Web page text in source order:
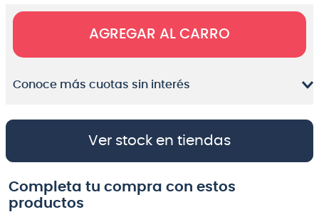
AGREGAR AL CARRO
Conoce más cuotas sin interés
Ver stock en tiendas
Completa tu compra con estos
productos